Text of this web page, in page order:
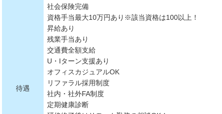
待遇
社会保険完備
資格手当最大10万円あり※該当資格は100以上！
昇給あり
残業手当あり
交通費全額支給
U・Iターン支援あり
オフィスカジュアルOK
リファラル採用制度
社内・社外FA制度
定期健康診断